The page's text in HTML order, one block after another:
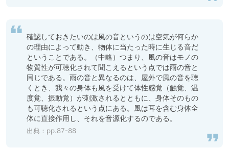
確認しておきたいのは風の音というのは空気が何らか
の理由によって動き、物体に当たった時に生じる音だ
ということである。（中略）つまり、風の音はモノの
物質性が可聴化されて聞こえるという点では雨の音と
同じである。雨の音と異なるのは、屋外で風の音を聴
くとき、我々の身体も風を受けて体性感覚（触覚、温
度覚、振動覚）が刺激されるとともに、身体そのもの
も可聴化されるという点にある。風は耳を含む身体全
体に直接作用し、それを音源化するのである。
出典：pp.87-88